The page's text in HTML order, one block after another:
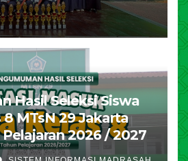
Hasil Seleksi Siswa
MTsN 29 Jakarta
2026 / 2027